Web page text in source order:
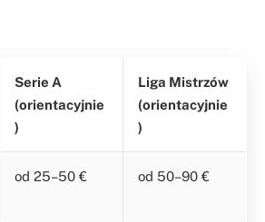
Serie A
(orientacyjnie
)
Liga Mistrzów
(orientacyjnie
)
od 25–50 € od 50–90 €